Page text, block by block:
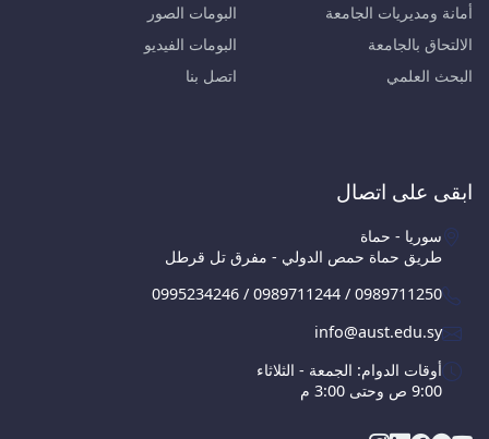
أمانة ومديريات الجامعة
الالتحاق بالجامعة
البحث العلمي
البومات الصور
البومات الفيديو
اتصل بنا
ابقى على اتصال
سوريا - حماة
طريق حماة حمص الدولي - مفرق تل قرطل
0995234246 / 0989711244 / 0989711250
info@aust.edu.sy
أوقات الدوام: الجمعة - الثلاثاء
9:00 ص وحتى 3:00 م